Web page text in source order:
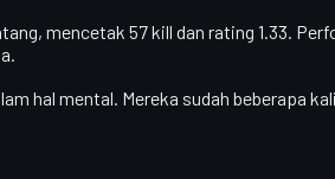
mencetak 57 kill dan rating 1.33.
hal mental. Mereka sudah beberapa